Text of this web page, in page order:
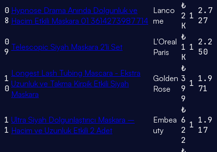
0
8
Hypnose Drama Anında Dolgunluk ve
Hacim Etkili Maskara 01 3614273987714
Lanco
me
₺
2
K
1
2.7
27
0
9 Telescopic Siyah Maskara 2'li Set
L'Oreal
Paris
₺
1
K
1
2.2
50
1
0
Longest Lash Tubing Mascara - Ekstra
Uzunluk ve Takma Kirpik Etkili Siyah
Maskara
Golden
Rose
₺
3
9
9
1 1.9
71
1
1
Ultra Siyah Dolgunlaştırıcı Maskara –
Hacim ve Uzunluk Etkili 2 Adet
Embea
uty
₺
6
2
2
1 1.9
17